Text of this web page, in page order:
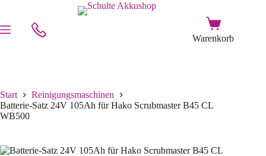
Start
Reinigungsmaschinen
Batterie-Satz 24V 105Ah für Hako Scrubmaster B45 CL
WB500